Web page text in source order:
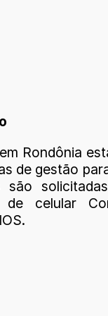
Rondônia
de gestão
são
de celular